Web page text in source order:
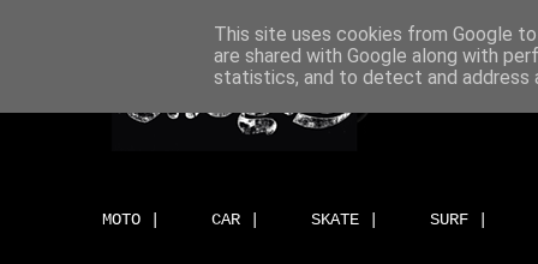
MOTO | CAR | SKATE | SURF |
This site uses cookies from Google
are shared with Google along with
statistics, and to detect and address